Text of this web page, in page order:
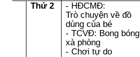
Thứ 2
- HĐCMĐ:
Trò chuyện về đồ
dùng của bé
- TCVĐ: Bong bóng
xà phòng
- Chơi tự do